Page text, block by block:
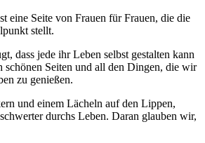
eine Seite von Frauen für Frauen, die die
stellt.
dass jede ihr Leben selbst gestalten kann
schönen Seiten und all den Dingen, die wir
zu genießen.
und einem Lächeln auf den Lippen,
durchs Leben. Daran glauben wir,